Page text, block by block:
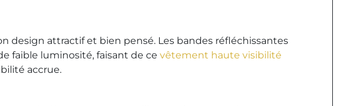
design attractif et bien pensé. Les bandes réfléchissantes
faible luminosité, faisant de ce vêtement haute visibilité
accrue.